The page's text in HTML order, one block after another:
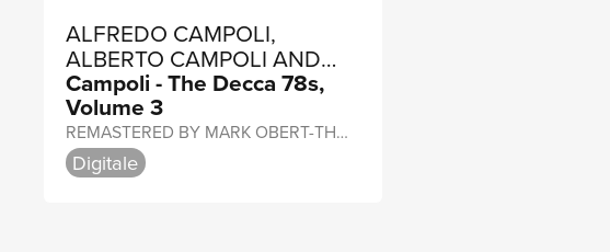
ALFREDO CAMPOLI,
ALBERTO CAMPOLI AND
HIS SALON ORCHESTRA,
DORCHESTER HOTEL
ORCHESTRA
Campoli - The Decca 78s,
Volume 3
REMASTERED BY MARK OBERT-THORN, 2024
Digitale